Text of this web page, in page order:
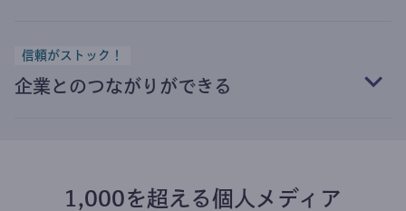
信頼がストック！
企業とのつながりができる
1,000を超える個人メディア